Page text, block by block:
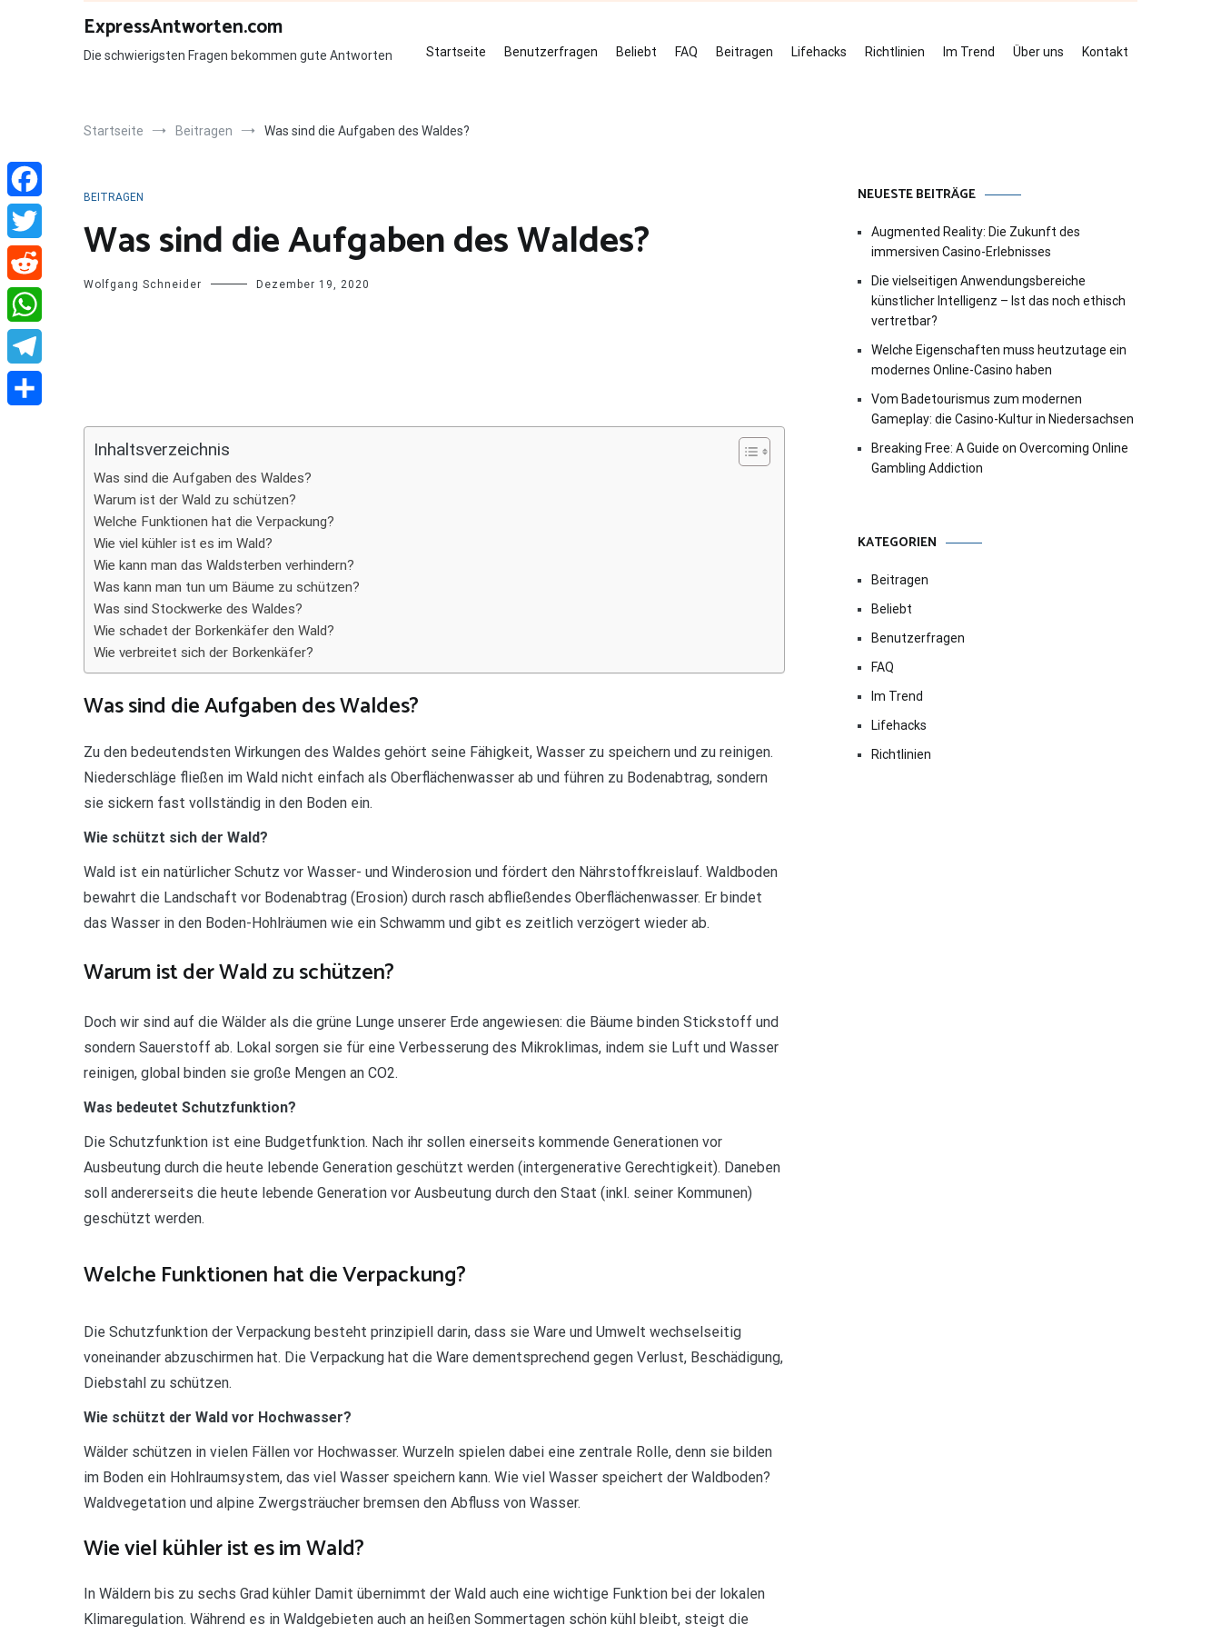
ExpressAntworten.com
Die schwierigsten Fragen bekommen gute Antworten Startseite Benutzerfragen Beliebt FAQ Beitragen Lifehacks Richtlinien Im Trend Über uns Kontakt
Startseite Beitragen Was sind die Aufgaben des Waldes?
BEITRAGEN
Was sind die Aufgaben des Waldes?
Wolfgang Schneider Dezember 19, 2020
Inhaltsverzeichnis
Was sind die Aufgaben des Waldes?
Warum ist der Wald zu schützen?
Welche Funktionen hat die Verpackung?
Wie viel kühler ist es im Wald?
Wie kann man das Waldsterben verhindern?
Was kann man tun um Bäume zu schützen?
Was sind Stockwerke des Waldes?
Wie schadet der Borkenkäfer den Wald?
Wie verbreitet sich der Borkenkäfer?
Was sind die Aufgaben des Waldes?
Zu den bedeutendsten Wirkungen des Waldes gehört seine Fähigkeit, Wasser zu speichern und zu reinigen.
Niederschläge fließen im Wald nicht einfach als Oberflächenwasser ab und führen zu Bodenabtrag, sondern
sie sickern fast vollständig in den Boden ein.
Wie schützt sich der Wald?
Wald ist ein natürlicher Schutz vor Wasser- und Winderosion und fördert den Nährstoffkreislauf. Waldboden
bewahrt die Landschaft vor Bodenabtrag (Erosion) durch rasch abfließendes Oberflächenwasser. Er bindet
das Wasser in den Boden-Hohlräumen wie ein Schwamm und gibt es zeitlich verzögert wieder ab.
Warum ist der Wald zu schützen?
Doch wir sind auf die Wälder als die grüne Lunge unserer Erde angewiesen: die Bäume binden Stickstoff und
sondern Sauerstoff ab. Lokal sorgen sie für eine Verbesserung des Mikroklimas, indem sie Luft und Wasser
reinigen, global binden sie große Mengen an CO2.
Was bedeutet Schutzfunktion?
Die Schutzfunktion ist eine Budgetfunktion. Nach ihr sollen einerseits kommende Generationen vor
Ausbeutung durch die heute lebende Generation geschützt werden (intergenerative Gerechtigkeit). Daneben
soll andererseits die heute lebende Generation vor Ausbeutung durch den Staat (inkl. seiner Kommunen)
geschützt werden.
Welche Funktionen hat die Verpackung?
Die Schutzfunktion der Verpackung besteht prinzipiell darin, dass sie Ware und Umwelt wechselseitig
voneinander abzuschirmen hat. Die Verpackung hat die Ware dementsprechend gegen Verlust, Beschädigung,
Diebstahl zu schützen.
Wie schützt der Wald vor Hochwasser?
Wälder schützen in vielen Fällen vor Hochwasser. Wurzeln spielen dabei eine zentrale Rolle, denn sie bilden
im Boden ein Hohlraumsystem, das viel Wasser speichern kann. Wie viel Wasser speichert der Waldboden?
Waldvegetation und alpine Zwergsträucher bremsen den Abfluss von Wasser.
Wie viel kühler ist es im Wald?
In Wäldern bis zu sechs Grad kühler Damit übernimmt der Wald auch eine wichtige Funktion bei der lokalen
Klimaregulation. Während es in Waldgebieten auch an heißen Sommertagen schön kühl bleibt, steigt die
NEUESTE BEITRÄGE
Augmented Reality: Die Zukunft des
immersiven Casino-Erlebnisses
Die vielseitigen Anwendungsbereiche
künstlicher Intelligenz – Ist das noch ethisch
vertretbar?
Welche Eigenschaften muss heutzutage ein
modernes Online-Casino haben
Vom Badetourismus zum modernen
Gameplay: die Casino-Kultur in Niedersachsen
Breaking Free: A Guide on Overcoming Online
Gambling Addiction
KATEGORIEN
Beitragen
Beliebt
Benutzerfragen
FAQ
Im Trend
Lifehacks
Richtlinien
Facebook
Twitter
Reddit
WhatsApp
Telegram